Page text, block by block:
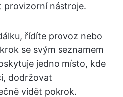
provizorní nástroje.
řídíte provoz nebo
se svým seznamem
jedno místo, kde
dodržovat
vidět pokrok.